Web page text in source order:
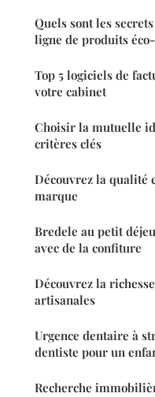
Quels sont les
ligne de produits
Top 5 logiciels de
votre cabinet
Choisir la mutuelle
critères clés
Découvrez la qualité
marque
Bredele au petit
avec de la confiture
Découvrez la
artisanales
Urgence dentaire à
dentiste pour un
Recherche